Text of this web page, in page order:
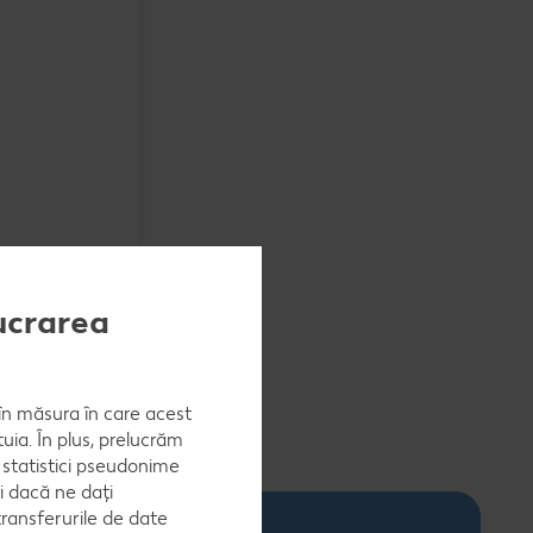
măsura în care acest
În plus, prelucrăm
pseudonime
dacă ne dați
de date